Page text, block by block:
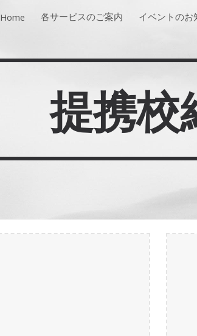
Skip to main content
Home 各サービスのご案内 イベントのお
提携校